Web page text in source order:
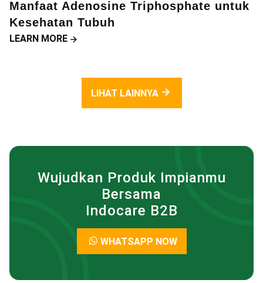
Manfaat Adenosine Triphosphate untuk
Kesehatan Tubuh
LEARN MORE
LIHAT LAINNYA
Wujudkan Produk Impianmu
Bersama
Indocare B2B
WHATSAPP NOW